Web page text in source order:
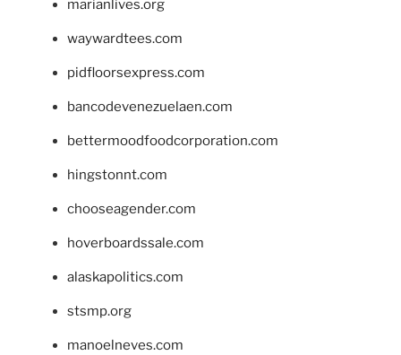
marianlives.org
waywardtees.com
pidfloorsexpress.com
bancodevenezuelaen.com
bettermoodfoodcorporation.com
hingstonnt.com
chooseagender.com
hoverboardssale.com
alaskapolitics.com
stsmp.org
manoelneves.com